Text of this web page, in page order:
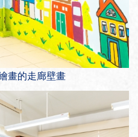
畫的走廊壁畫